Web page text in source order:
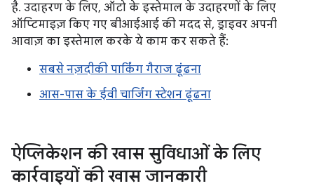
है. उदाहरण के लिए, ऑटो के इस्तेमाल के उदाहरणों के लिए
ऑप्टिमाइज़ किए गए बीआईआई की मदद से, ड्राइवर अपनी
आवाज़ का इस्तेमाल करके ये काम कर सकते हैं:
सबसे नज़दीकी पार्किंग गैराज ढूंढना
आस-पास के ईवी चार्जिंग स्टेशन ढूंढना
ऐप्लिकेशन की खास सुविधाओं के लिए
कार्रवाइयों की खास जानकारी